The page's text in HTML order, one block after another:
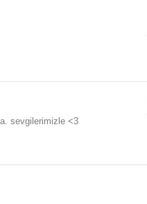
sevgilerimizle <3